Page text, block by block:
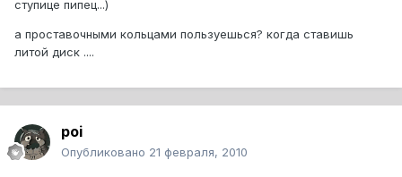
ступице пипец...)
а проставочными кольцами пользуешься? когда ставишь
литой диск ....
poi
Опубликовано 21 февраля, 2010